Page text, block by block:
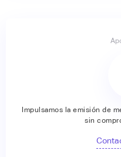
Impulsamos la emisión de
sin